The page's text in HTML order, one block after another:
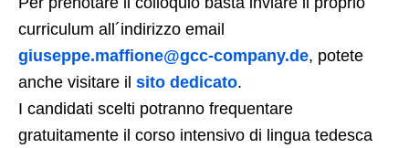
curriculum all´indirizzo email
giuseppe.maffione@gcc-company.de, potete
anche visitare il sito dedicato.
I candidati scelti potranno frequentare
gratuitamente il corso intensivo di lingua tedesca